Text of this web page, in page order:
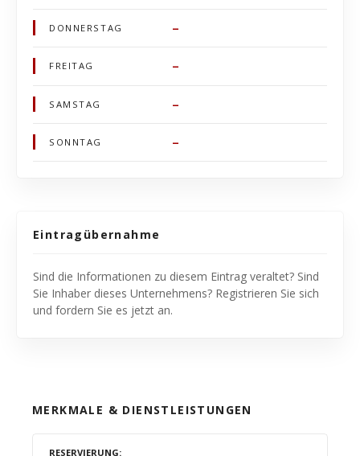
DONNERSTAG –
FREITAG –
SAMSTAG –
SONNTAG –
Eintragübernahme
Sind die Informationen zu diesem Eintrag veraltet? Sind
Sie Inhaber dieses Unternehmens? Registrieren Sie sich
und fordern Sie es jetzt an.
MERKMALE & DIENSTLEISTUNGEN
RESERVIERUNG